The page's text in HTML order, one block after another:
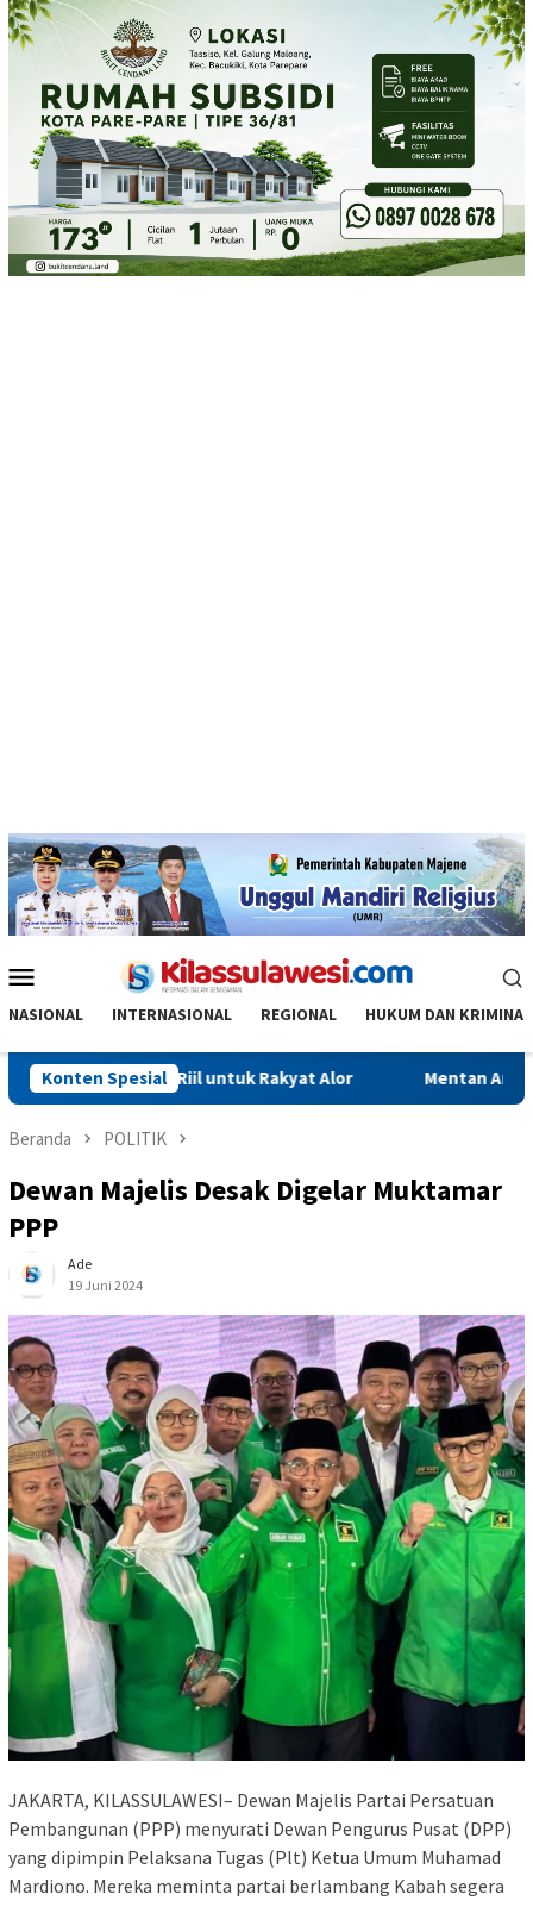
Loncat
ke
Mobile
NASIONAL INTERNASIONAL REGIONAL HUKUM DAN KRIMINAL
Konten Spesial
Riil untuk Rakyat Alor Mentan Amran Batalkan
Beranda POLITIK
Dewan Majelis Desak Digelar Muktamar
PPP
Ade
19 Juni 2024
JAKARTA, KILASSULAWESI– Dewan Majelis Partai Persatuan
Pembangunan (PPP) menyurati Dewan Pengurus Pusat (DPP)
yang dipimpin Pelaksana Tugas (Plt) Ketua Umum Muhamad
Mardiono. Mereka meminta partai berlambang Kabah segera